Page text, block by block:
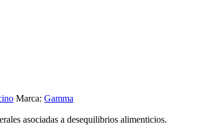
Marca: Gamma
asociadas a desequilibrios alimenticios.